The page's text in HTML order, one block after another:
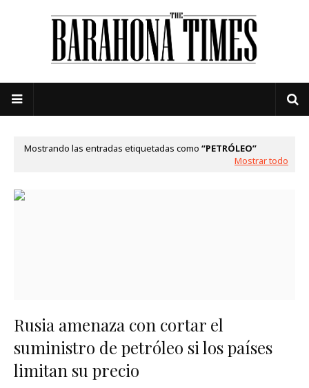
Mostrando las entradas etiquetadas como
PETRÓLEO
Mostrar todo
Rusia amenaza con cortar el
suministro de petróleo si los países
limitan su precio